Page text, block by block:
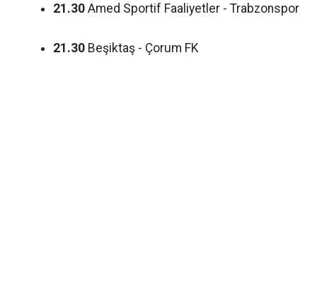
21.30 Amed Sportif Faaliyetler - Trabzonspor
21.30 Beşiktaş - Çorum FK